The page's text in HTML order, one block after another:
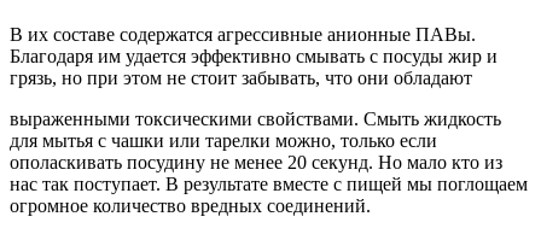
В их составе содержатся агрессивные анионные ПАВы.
Благодаря им удается эффективно смывать с посуды жир и
грязь, но при этом не стоит забывать, что они обладают
выраженными токсическими свойствами. Смыть жидкость
для мытья с чашки или тарелки можно, только если
ополаскивать посудину не менее 20 секунд. Но мало кто из
нас так поступает. В результате вместе с пищей мы поглощаем
огромное количество вредных соединений.